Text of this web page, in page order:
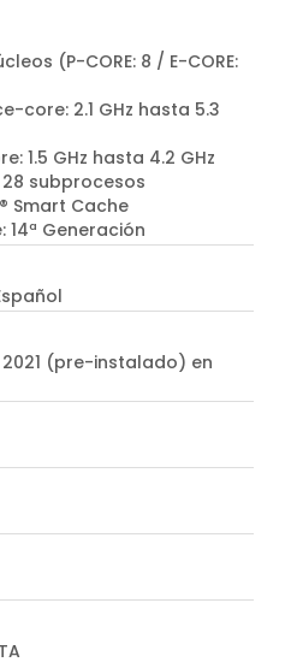
(P-CORE: 8 / E-CORE:
core: 2.1 GHz hasta 5.3
1.5 GHz hasta 4.2 GHz
subprocesos
Smart Cache
14ª Generación
(pre-instalado) en